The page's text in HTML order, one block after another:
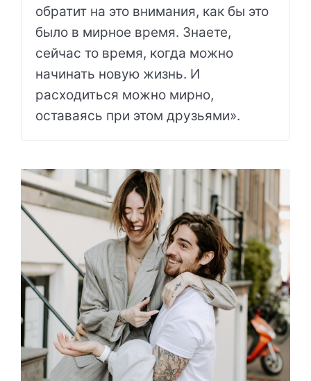
обратит на это внимания, как бы это
было в мирное время. Знаете,
сейчас то время, когда можно
начинать новую жизнь. И
расходиться можно мирно,
оставаясь при этом друзьями».